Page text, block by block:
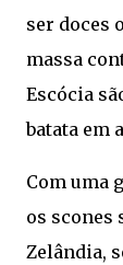
ser doces
massa
Escócia
batata em
Com uma
os scones
Zelândia,